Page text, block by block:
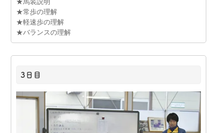
★馬装説明
★常歩の理解
★軽速歩の理解
★バランスの理解
3日目